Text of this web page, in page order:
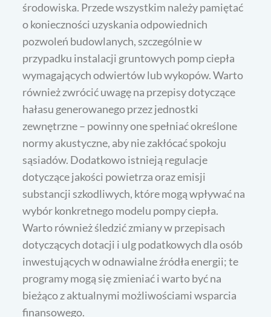
środowiska. Przede wszystkim należy pamiętać
o konieczności uzyskania odpowiednich
pozwoleń budowlanych, szczególnie w
przypadku instalacji gruntowych pomp ciepła
wymagających odwiertów lub wykopów. Warto
również zwrócić uwagę na przepisy dotyczące
hałasu generowanego przez jednostki
zewnętrzne – powinny one spełniać określone
normy akustyczne, aby nie zakłócać spokoju
sąsiadów. Dodatkowo istnieją regulacje
dotyczące jakości powietrza oraz emisji
substancji szkodliwych, które mogą wpływać na
wybór konkretnego modelu pompy ciepła.
Warto również śledzić zmiany w przepisach
dotyczących dotacji i ulg podatkowych dla osób
inwestujących w odnawialne źródła energii; te
programy mogą się zmieniać i warto być na
bieżąco z aktualnymi możliwościami wsparcia
finansowego.